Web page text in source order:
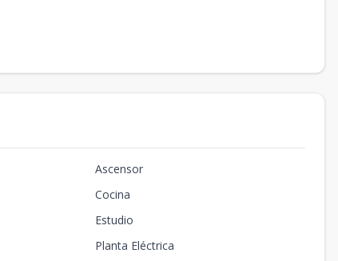
Ascensor
Cocina
Estudio
Planta Eléctrica